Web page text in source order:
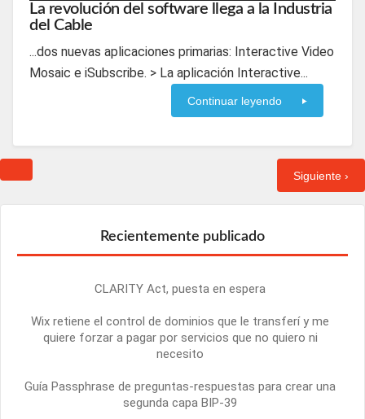
La revolución del software llega a la Industria
del Cable
...dos nuevas aplicaciones primarias: Interactive Video
Mosaic e iSubscribe. > La aplicación Interactive...
Continuar leyendo
Siguiente ›
Recientemente publicado
CLARITY Act, puesta en espera
Wix retiene el control de dominios que le transferí y me
quiere forzar a pagar por servicios que no quiero ni
necesito
Guía Passphrase de preguntas-respuestas para crear una
segunda capa BIP-39